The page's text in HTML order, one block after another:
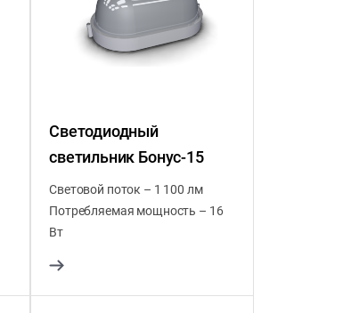
Светодиодный
светильник Бонус-15
Световой поток – 1 100 лм
Потребляемая мощность – 16
Вт